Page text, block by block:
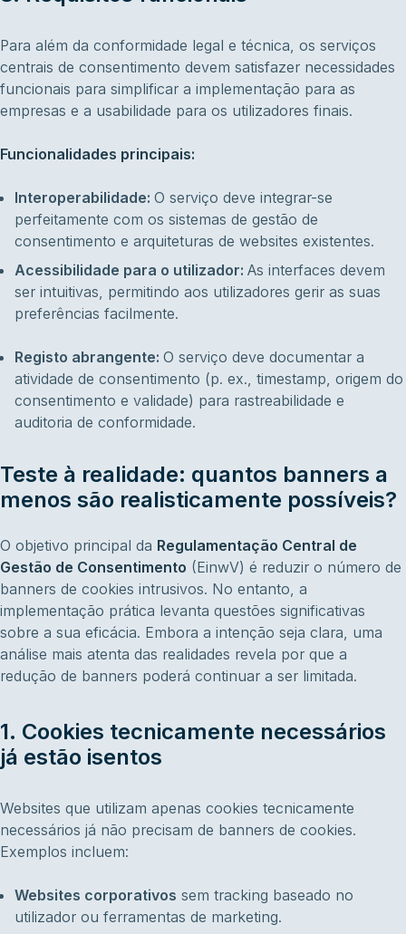
Para além da conformidade legal e técnica, os serviços
centrais de consentimento devem satisfazer necessidades
funcionais para simplificar a implementação para as
empresas e a usabilidade para os utilizadores finais.
Funcionalidades principais:
Interoperabilidade: O serviço deve integrar-se
perfeitamente com os sistemas de gestão de
consentimento e arquiteturas de websites existentes.
Acessibilidade para o utilizador: As interfaces devem
ser intuitivas, permitindo aos utilizadores gerir as suas
preferências facilmente.
Registo abrangente: O serviço deve documentar a
atividade de consentimento (p. ex., timestamp, origem do
consentimento e validade) para rastreabilidade e
auditoria de conformidade.
Teste à realidade: quantos banners a
menos são realisticamente possíveis?
O objetivo principal da Regulamentação Central de
Gestão de Consentimento (EinwV) é reduzir o número de
banners de cookies intrusivos. No entanto, a
implementação prática levanta questões significativas
sobre a sua eficácia. Embora a intenção seja clara, uma
análise mais atenta das realidades revela por que a
redução de banners poderá continuar a ser limitada.
1. Cookies tecnicamente necessários
já estão isentos
Websites que utilizam apenas cookies tecnicamente
necessários já não precisam de banners de cookies.
Exemplos incluem:
Websites corporativos sem tracking baseado no
utilizador ou ferramentas de marketing.